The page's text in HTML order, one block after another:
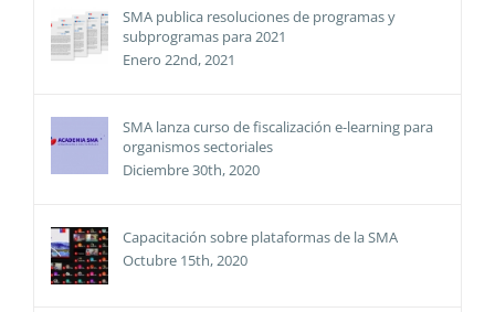
SMA publica resoluciones de programas y
subprogramas para 2021
Enero 22nd, 2021
SMA lanza curso de fiscalización e-learning para
organismos sectoriales
Diciembre 30th, 2020
Capacitación sobre plataformas de la SMA
Octubre 15th, 2020